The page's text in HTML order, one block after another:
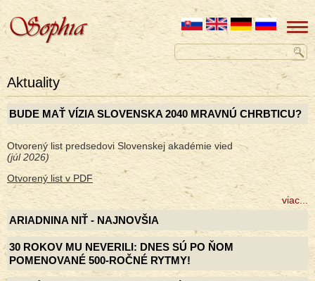
Aktuality
BUDE MAŤ VÍZIA SLOVENSKA 2040 MRAVNÚ CHRBTICU?
Otvorený list predsedovi Slovenskej akadémie vied
(júl 2026)
Otvorený list v PDF
viac...
ARIADNINA NIŤ - NAJNOVŠIA
30 ROKOV MU NEVERILI: DNES SÚ PO ŇOM
POMENOVANÉ 500-ROČNÉ RYTMY!